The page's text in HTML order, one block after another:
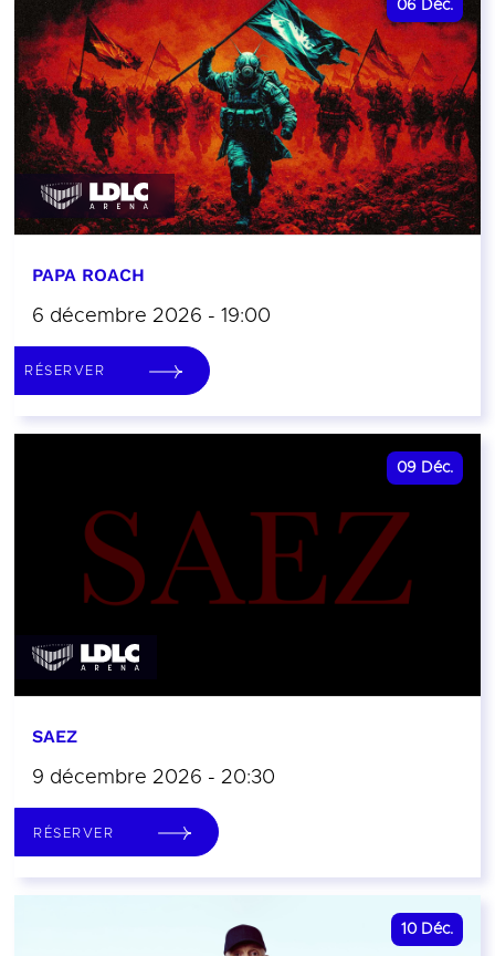
06 Déc.
PAPA ROACH
6 décembre 2026 - 19:00
RÉSERVER
09 Déc.
SAEZ
9 décembre 2026 - 20:30
RÉSERVER
10 Déc.